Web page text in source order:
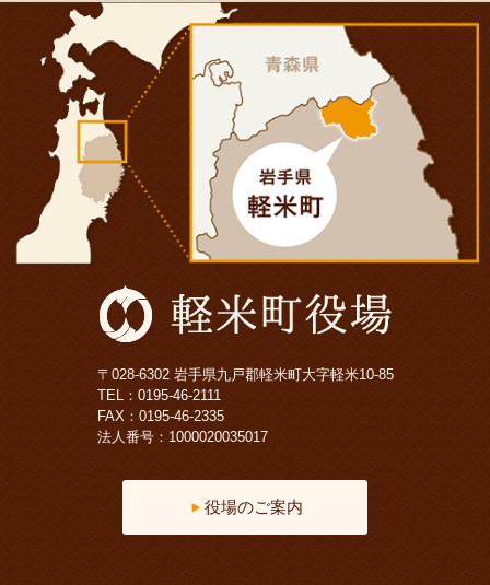
〒028-6302 岩手県九戸郡軽米町大字軽米10-85
TEL： 0195-46-2111
FAX：0195-46-2335
法人番号：1000020035017
役場のご案内